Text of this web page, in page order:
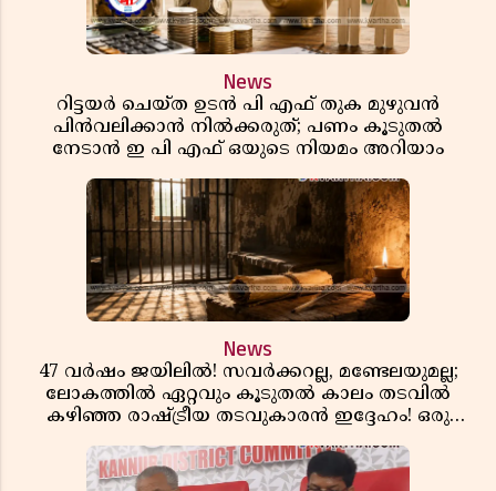
News
റിട്ടയർ ചെയ്ത ഉടൻ പി എഫ് തുക മുഴുവൻ
പിൻവലിക്കാൻ നിൽക്കരുത്; പണം കൂടുതൽ
നേടാൻ ഇ പി എഫ് ഒയുടെ നിയമം അറിയാം
News
47 വർഷം ജയിലിൽ! സവർക്കറല്ല, മണ്ടേലയുമല്ല;
ലോകത്തിൽ ഏറ്റവും കൂടുതൽ കാലം തടവിൽ
കഴിഞ്ഞ രാഷ്ട്രീയ തടവുകാരൻ ഇദ്ദേഹം! ഒരു